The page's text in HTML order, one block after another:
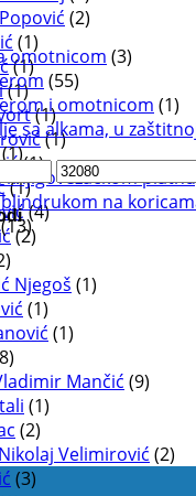
(2)
(1)
(1)
(1)
(1)
(1)
(1)
(1)
(4)
(2)
Njegoš (1)
(1)
(1)
Mančić (9)
(1)
(2)
Velimirović (2)
(3)
omotnicom (3)
(55)
i omotnicom (1)
sa alkama, u
(1)
knjigovezačkom
na
(13)
Maksimalna
cena